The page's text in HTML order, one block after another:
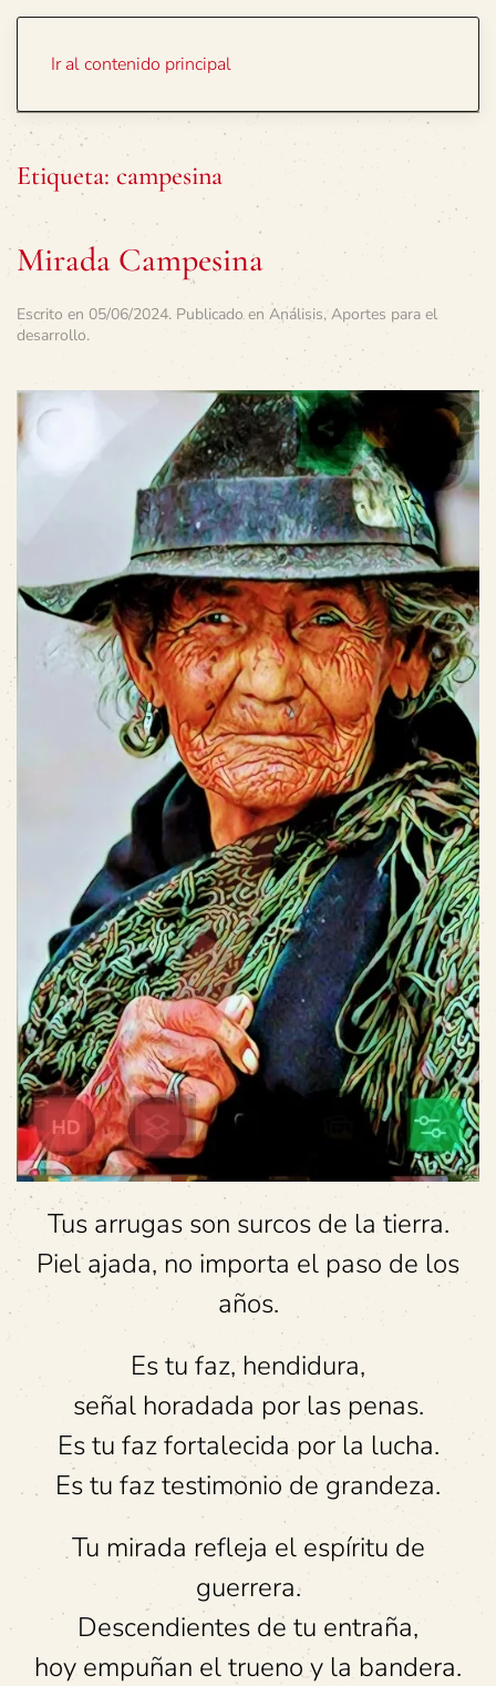
Ir al contenido principal
Etiqueta: campesina
Mirada Campesina
Escrito en 05/06/2024. Publicado en Análisis, Aportes para el
desarrollo.
Tus arrugas son surcos de la tierra.
Piel ajada, no importa el paso de los
años.
Es tu faz, hendidura,
señal horadada por las penas.
Es tu faz fortalecida por la lucha.
Es tu faz testimonio de grandeza.
Tu mirada refleja el espíritu de
guerrera.
Descendientes de tu entraña,
hoy empuñan el trueno y la bandera.